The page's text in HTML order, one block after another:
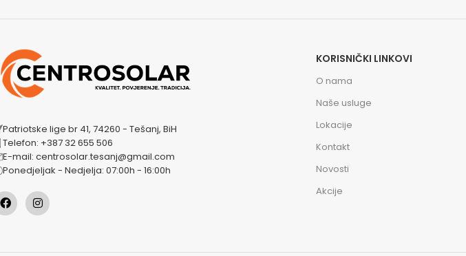
Patriotske lige br 41, 74260 - Tešanj, BiH
Telefon: +387 32 655 506
E-mail: centrosolar.tesanj@gmail.com
Ponedjeljak - Nedjelja: 07:00h - 16:00h
KORISNIČKI LINKOVI
O nama
Naše usluge
Lokacije
Kontakt
Novosti
Akcije